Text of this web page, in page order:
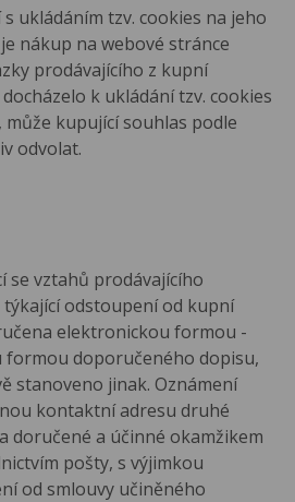
s ukládáním tzv. cookies na jeho
nákup na webové stránce
prodávajícího z kupní
k ukládání tzv. cookies
kupující souhlas podle
odvolat.
se vztahů prodávajícího
odstoupení od kupní
elektronickou formou -
formou doporučeného dopisu,
stanoveno jinak. Oznámení
kontaktní adresu druhé
doručené a účinné okamžikem
pošty, s výjimkou
od smlouvy učiněného